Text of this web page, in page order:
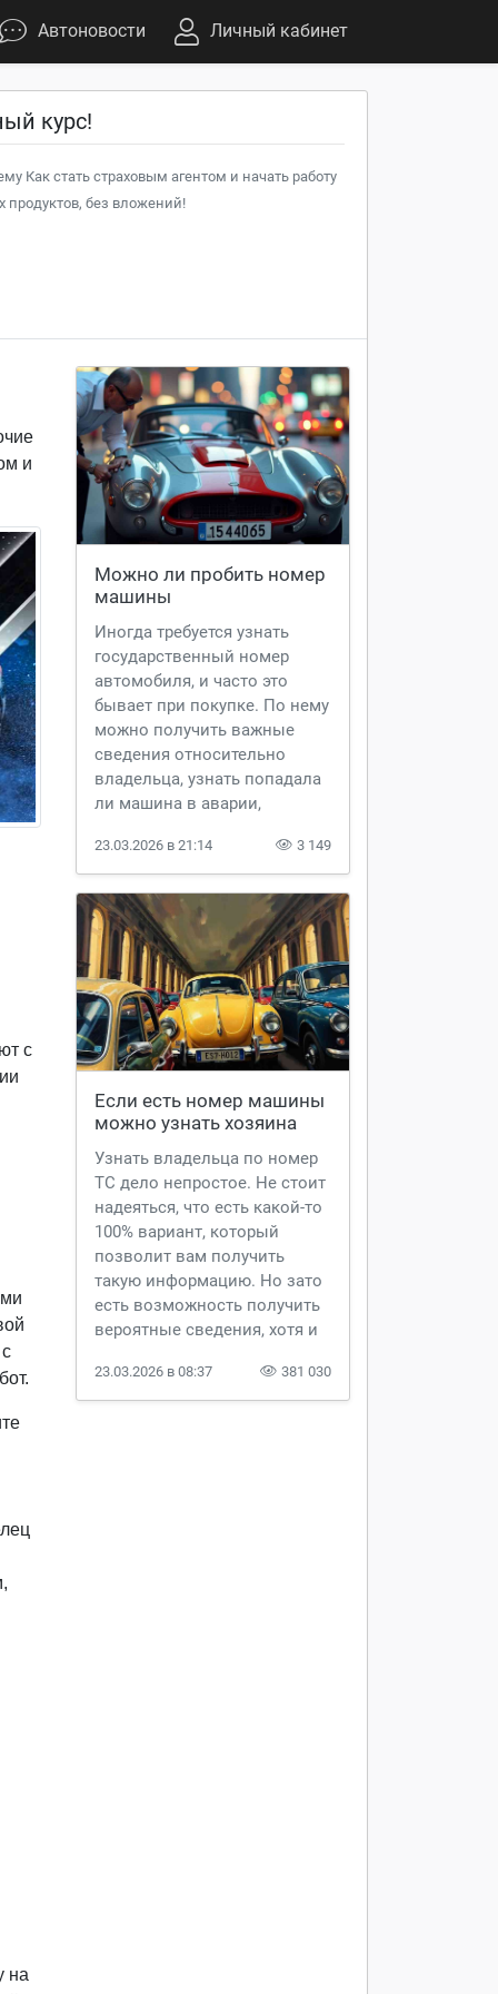
Автоновости Личный кабинет
курс!
Как стать страховым агентом и начать работу
без вложений!
и
с
на
Можно ли пробить номер
машины
Иногда требуется узнать
государственный номер
автомобиля, и часто это
бывает при покупке. По нему
можно получить важные
сведения относительно
владельца, узнать попадала
ли машина в аварии,
задолженности.
23.03.2026 в 21:14 3 149
Если есть номер машины
можно узнать хозяина
Узнать владельца по номер
ТС дело непростое. Не стоит
надеяться, что есть какой-то
100% вариант, который
позволит вам получить
такую информацию. Но зато
есть возможность получить
вероятные сведения, хотя и
ряд непростых действий.
23.03.2026 в 08:37 381 030